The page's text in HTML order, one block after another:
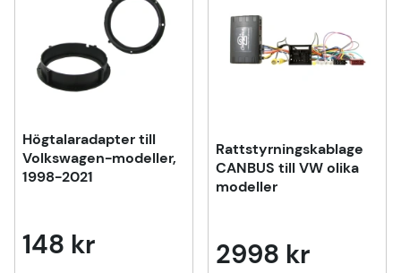
Högtalaradapter till
Volkswagen-modeller,
1998-2021
148 kr
Rattstyrningskablage
CANBUS till VW olika
modeller
2998 kr